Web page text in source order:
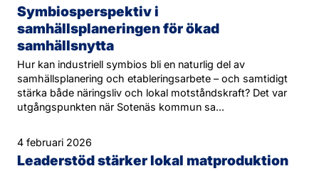
Symbiosperspektiv i
samhällsplaneringen för ökad
samhällsnytta
Hur kan industriell symbios bli en naturlig del av
samhällsplanering och etableringsarbete – och samtidigt
stärka både näringsliv och lokal motståndskraft? Det var
utgångspunkten när Sotenäs kommun sa...
4 februari 2026
Leaderstöd stärker lokal matproduktion